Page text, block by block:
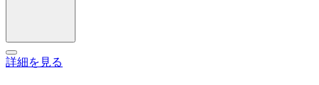
詳細を見る